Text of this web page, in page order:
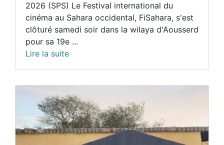
2026 (SPS) Le Festival international du
cinéma au Sahara occidental, FiSahara, s'est
clôturé samedi soir dans la wilaya d'Aousserd
pour sa 19e ...
Lire la suite